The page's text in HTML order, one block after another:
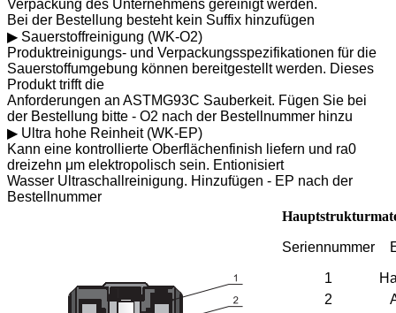
Verpackung des Unternehmens gereinigt werden.
Bei der Bestellung besteht kein Suffix hinzufügen
▶ Sauerstoffreinigung (WK-O2)
Produktreinigungs- und Verpackungsspezifikationen für die
Sauerstoffumgebung können bereitgestellt werden. Dieses
Produkt trifft die
Anforderungen an ASTMG93C Sauberkeit. Fügen Sie bei
der Bestellung bitte - O2 nach der Bestellnummer hinzu
▶ Ultra hohe Reinheit (WK-EP)
Kann eine kontrollierte Oberflächenfinish liefern und ra0
dreizehn μm elektropolisch sein. Entionisiert
Wasser Ultraschallreinigung. Hinzufügen - EP nach der
Bestellnummer
Seriennummer
1
2